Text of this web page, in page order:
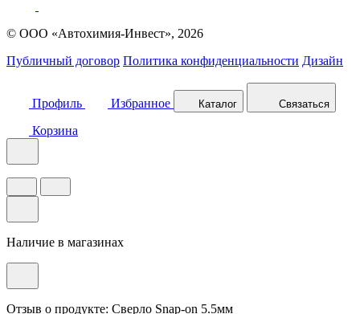
© ООО «Автохимия-Инвест», 2026
Публичный договор Политика конфиденциальности Дизайн
Профиль Избранное Каталог Связаться
Корзина
Наличие в магазинах
Отзыв о продукте: Сверло Snap-on 5.5мм